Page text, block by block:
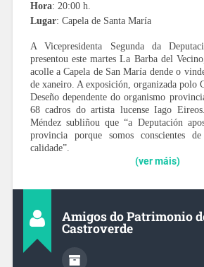
Hora: 20:00 h.
Lugar: Capela de Santa María
A Vicepresidenta Segunda da
presentou este martes La Barba del
acolle a Capela de San María dende o
de xaneiro. A exposición, organizada polo
Deseño dependente do organismo
68 cadros do artista lucense Iago
Méndez subliñou que “a Deputación
provincia porque somos conscientes
calidade”.
(ver máis)
Amigos do Patrimonio
Castroverde